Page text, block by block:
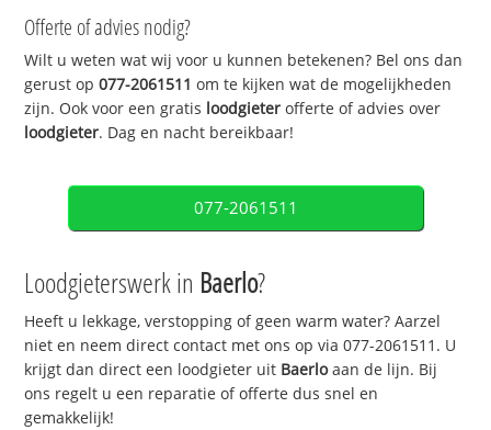
Offerte of advies nodig?
Wilt u weten wat wij voor u kunnen betekenen? Bel ons dan
gerust op077-2061511 om te kijken wat de mogelijkheden
zijn. Ook voor een gratis loodgieter offerte of advies over
loodgieter. Dag en nacht bereikbaar!
077-2061511
Loodgieterswerk in Baerlo?
Heeft u lekkage, verstopping of geen warm water? Aarzel
niet en neem direct contact met ons op via 077-2061511. U
krijgt dan direct een loodgieter uit Baerloaan de lijn. Bij
ons regelt u een reparatie of offerte dus snel en
gemakkelijk!